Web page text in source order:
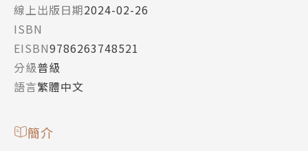
線上出版日期2024-02-26
ISBN
EISBN9786263748521
分級普級
語言繁體中文
簡介